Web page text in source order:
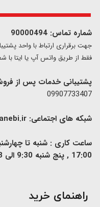
شماره تماس: 90000494
​​جهت برقراری ارتباط با واحد
فقط از طریق واتس آپ یا ایتا با شماره 09914118710 اقدام
پشتیبانی خدمات پس از
09907733407
شبکه های اجتماعی:
17:00 , پنج شنبه 9:30 الی 13
​راهنمای خرید